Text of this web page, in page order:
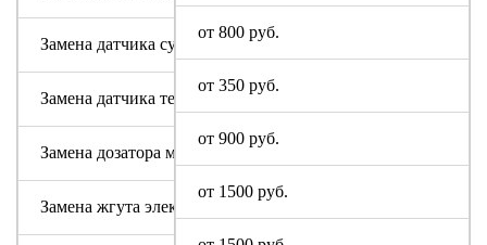
от 800 руб.
от 350 руб.
от 900 руб.
от 1500 руб.
Замена датчика сушки
Замена датчика температуры или термостата
Замена дозатора моющих средств
Замена жгута электропроводки